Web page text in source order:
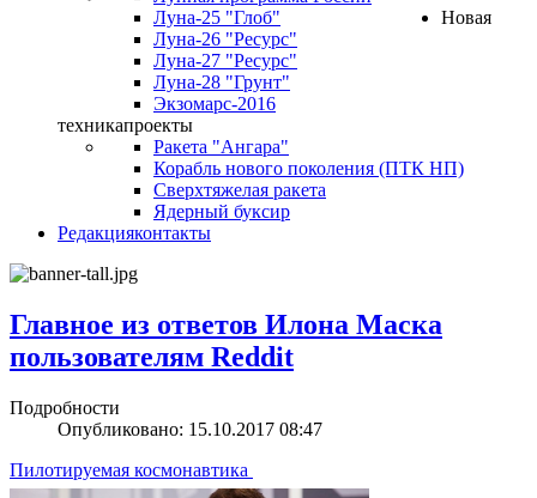
Луна-25 "Глоб"
Луна-26 "Ресурс"
Луна-27 "Ресурс"
Луна-28 "Грунт"
Экзомарс-2016
Новая
техникапроекты
Ракета "Ангара"
Корабль нового поколения (ПТК НП)
Сверхтяжелая ракета
Ядерный буксир
Редакцияконтакты
Главное из ответов Илона Маска
пользователям Reddit
Подробности
Опубликовано: 15.10.2017 08:47
Пилотируемая космонавтика